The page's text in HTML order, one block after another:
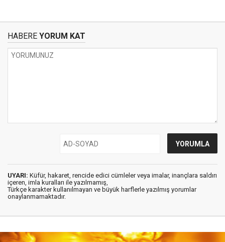
HABERE YORUM KAT
UYARI: Küfür, hakaret, rencide edici cümleler veya imalar, inançlara saldırı
içeren, imla kuralları ile yazılmamış,
Türkçe karakter kullanılmayan ve büyük harflerle yazılmış yorumlar
onaylanmamaktadır.